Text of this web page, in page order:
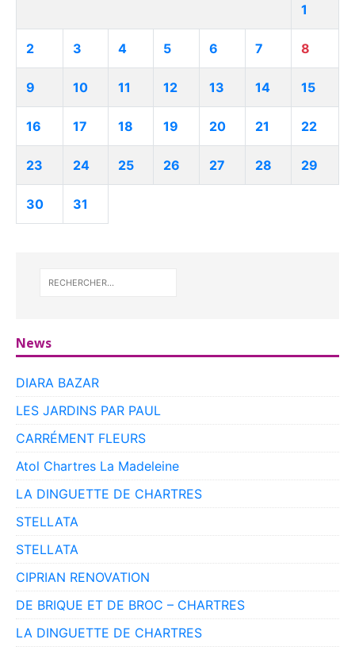
1
2 3 4 5 6 7 8
9 10 11 12 13 14 15
16 17 18 19 20 21 22
23 24 25 26 27 28 29
30 31
News
DIARA BAZAR
LES JARDINS PAR PAUL
CARRÉMENT FLEURS
Atol Chartres La Madeleine
LA DINGUETTE DE CHARTRES
STELLATA
STELLATA
CIPRIAN RENOVATION
DE BRIQUE ET DE BROC – CHARTRES
LA DINGUETTE DE CHARTRES